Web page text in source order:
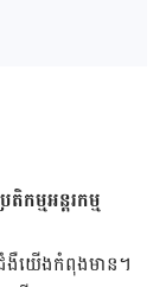
ម្ម​អន្តរកម្ម​
ជំងឺ​យើង​កំពុង​មាន។